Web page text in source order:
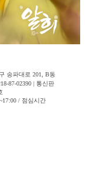
송파대로 201, B동
87-02390 | 통신판
/ 점심시간